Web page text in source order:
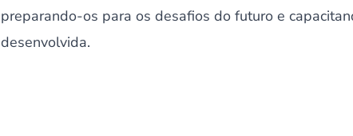
preparando-os para os desafios do futuro e
desenvolvida.